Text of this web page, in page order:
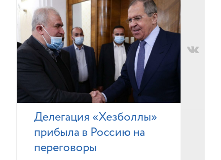
Делегация «Хезболлы»
прибыла в Россию на
переговоры